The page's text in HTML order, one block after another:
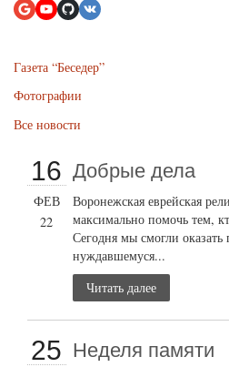
Газета “Беседер”
Фотографии
Все новости
16
ФЕВ
22
Добрые дела
Воронежская еврейская
максимально помочь тем,
Сегодня мы смогли
нуждавшемуся...
Читать далее
25 Неделя памяти